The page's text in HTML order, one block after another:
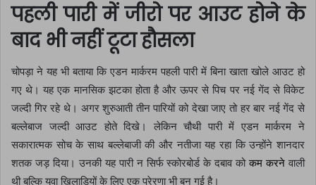
पहली पारी में जीरो पर आउट होने के
बाद भी नहीं टूटा हौसला
चोपड़ा ने यह भी बताया कि एडन मार्करम पहली पारी में बिना खाता खोले आउट हो
गए थे। यह एक मानसिक झटका होता है और ऊपर से पिच पर नई गेंद से विकेट
जल्दी गिर रहे थे। अगर शुरुआती तीन पारियों को देखा जाए तो हर बार नई गेंद से
बल्लेबाज जल्दी आउट होते दिखे। लेकिन चौथी पारी में एडन मार्करम ने
सकारात्मक सोच के साथ बल्लेबाजी की और नतीजा यह रहा कि उन्होंने शानदार
शतक जड़ दिया। उनकी यह पारी न सिर्फ स्कोरबोर्ड के दबाव कोकम करने वाली
थी बल्कि युवा खिलाड़ियों के लिए एक प्रेरणा भी बन गई है।